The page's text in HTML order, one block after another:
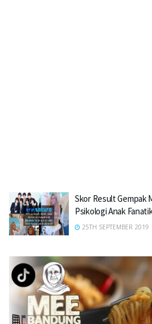
Skor Result Gempak
Psikologi Anak
25TH SEPTEMBER 2019